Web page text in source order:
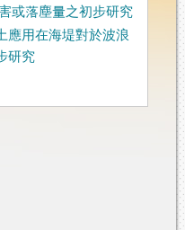
或落塵量之初步研究
應用在海堤對於波浪
研究